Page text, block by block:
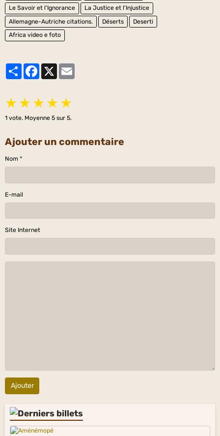
Le Savoir et l'Ignorance
La Justice et l'Injustice
Allemagne-Autriche citations.
Déserts
Deserti
Africa video e foto
PartagerFacebook
★ ★ ★ ★ ★
1 vote. Moyenne 5 sur 5.
Ajouter un commentaire
Nom
E-mail
Site Internet
Ajouter